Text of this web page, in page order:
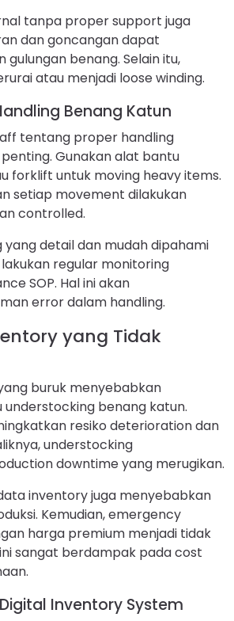
tanpa proper support juga
dan goncangan dapat
gulungan benang. Selain itu,
atau menjadi loose winding.
Benang Katun
tentang proper handling
Gunakan alat bantu
forklift untuk moving heavy items.
setiap movement dilakukan
controlled.
yang detail dan mudah dipahami
regular monitoring
SOP. Hal ini akan
error dalam handling.
yang Tidak
buruk menyebabkan
benang katun.
resiko deterioration dan
understocking
downtime yang merugikan.
inventory juga menyebabkan
Kemudian, emergency
harga premium menjadi tidak
sangat berdampak pada cost
Inventory System